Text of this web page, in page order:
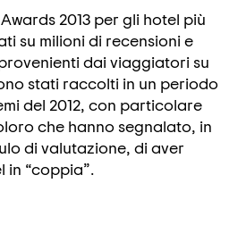
2013 per gli hotel più
su milioni di recensioni e
dai viaggiatori su
stati raccolti in un periodo
del 2012, con particolare
che hanno segnalato, in
di valutazione, di aver
in “coppia”.